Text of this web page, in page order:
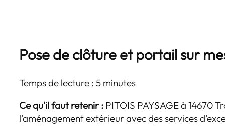
Pose de clôture et portail sur
Temps de lecture : 5 minutes
Ce qu'il faut retenir : PITOIS PAYSAGE à 14670
l'aménagement extérieur avec des services